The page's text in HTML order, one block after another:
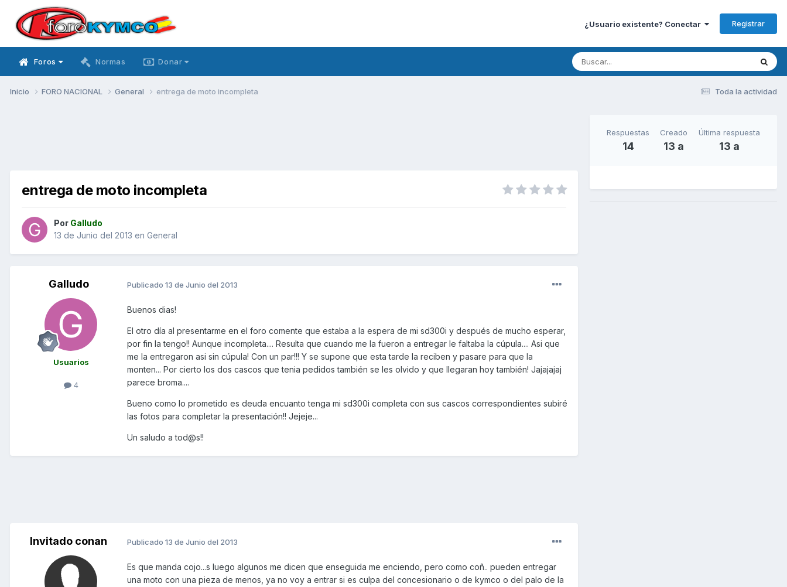
¿Usuario existente? Conectar Registrar
Foros Normas Donar
Toda la actividad
Inicio FORO NACIONAL General entrega de moto incompleta
entrega de moto incompleta
Por Galludo
13 de Junio del 2013 en General
Galludo
Usuarios
4
Publicado 13 de Junio del 2013
Buenos dias!
El otro día al presentarme en el foro comente que estaba a la espera de mi sd300i y después de mucho esperar,
por fin la tengo!! Aunque incompleta.... Resulta que cuando me la fueron a entregar le faltaba la cúpula.... Asi que
me la entregaron asi sin cúpula! Con un par!!! Y se supone que esta tarde la reciben y pasare para que la
monten... Por cierto los dos cascos que tenia pedidos también se les olvido y que llegaran hoy también! Jajajajaj
parece broma....
Bueno como lo prometido es deuda encuanto tenga mi sd300i completa con sus cascos correspondientes subiré
las fotos para completar la presentación!! Jejeje...
Un saludo a tod@s!!
Invitado conan Publicado 13 de Junio del 2013
Es que manda cojo...s luego algunos me dicen que enseguida me enciendo, pero como coñ.. pueden entregar
una moto con una pieza de menos, ya no voy a entrar si es culpa del concesionario o de kymco o del palo de la
Respuestas
14
Creado
13 a
Última respuesta
13 a